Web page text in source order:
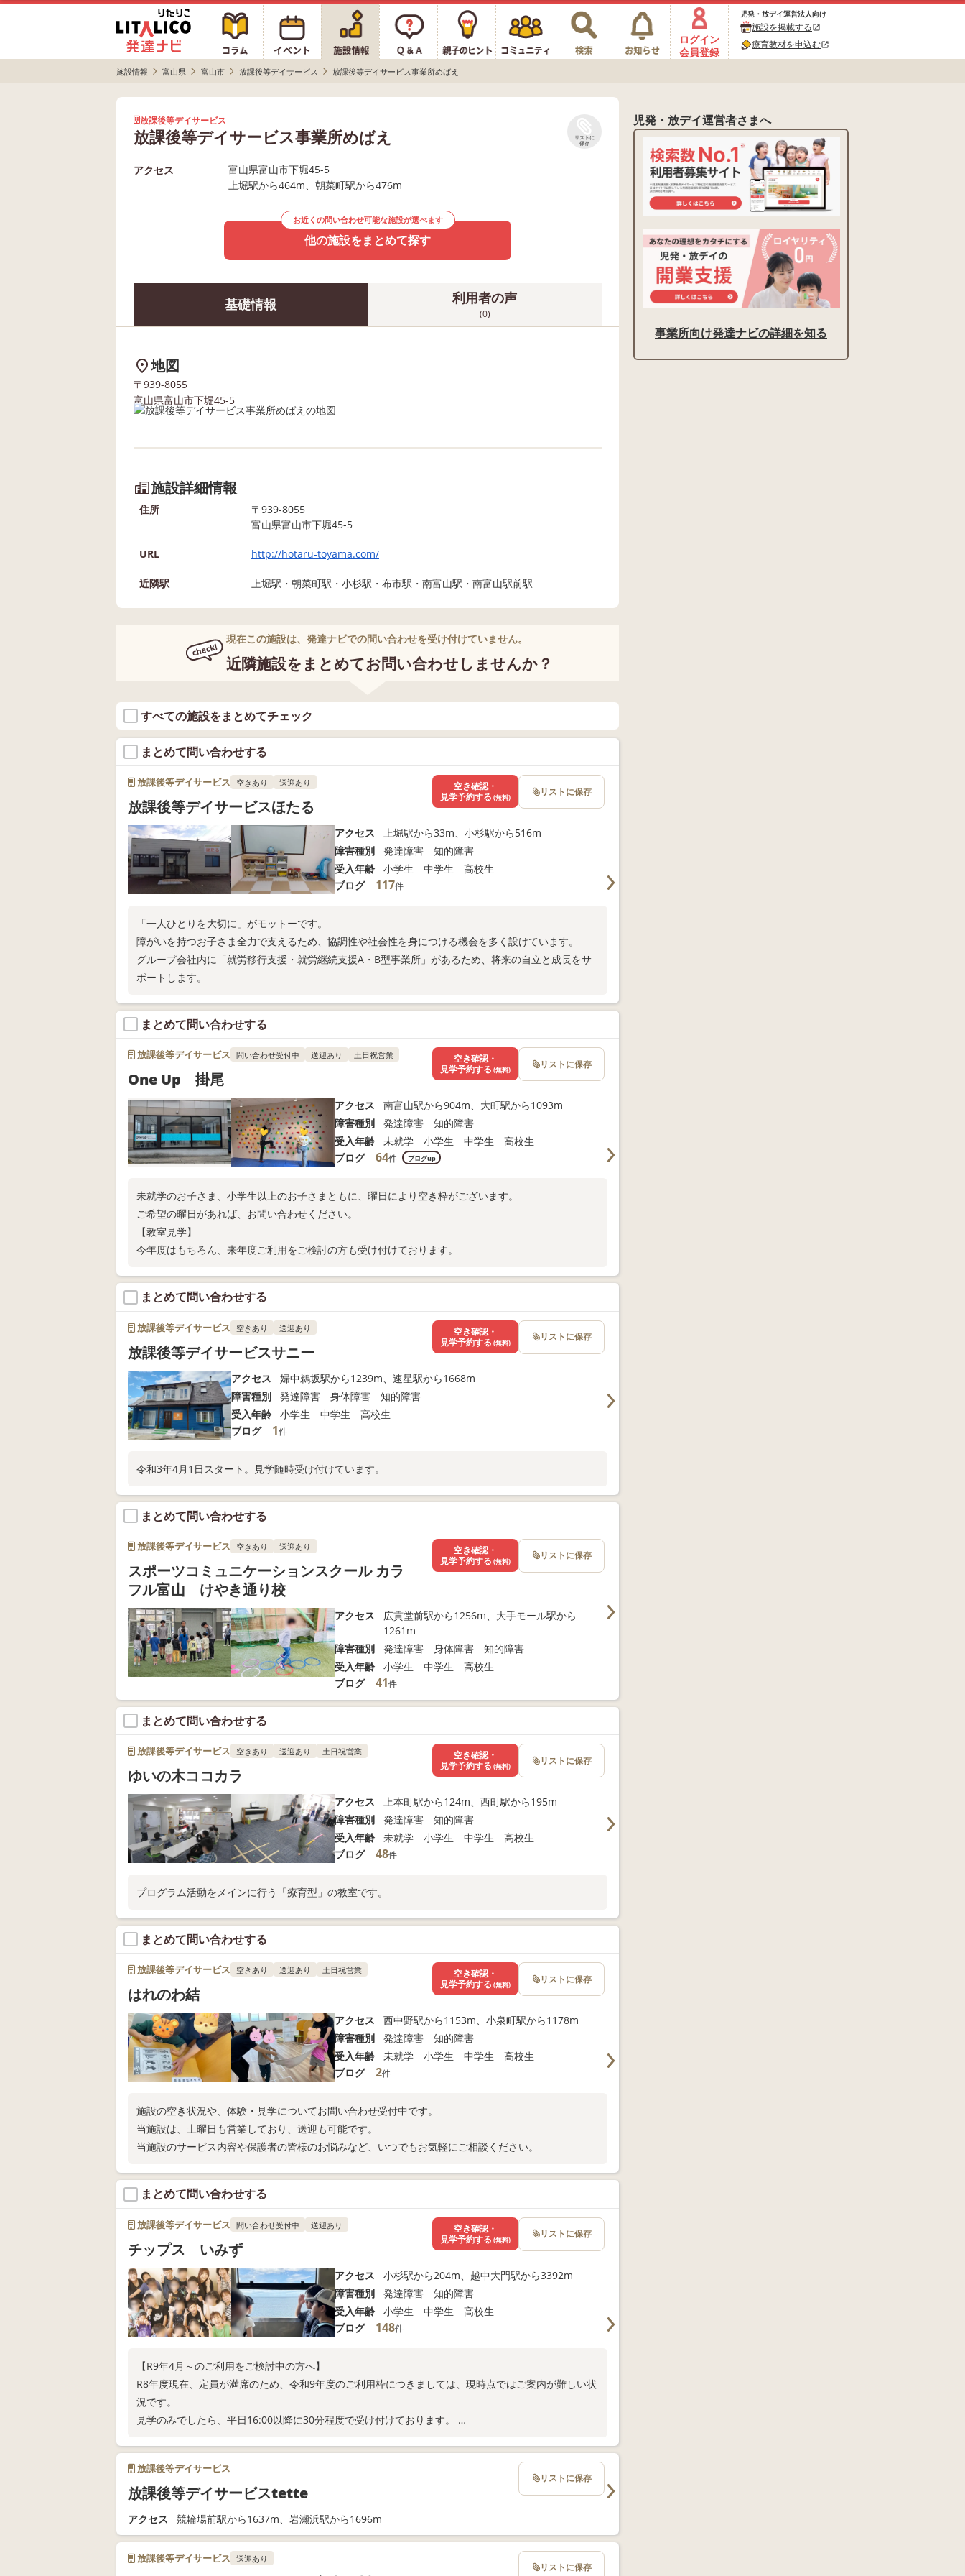
ログイン
会員登録
児発・放デイ運営法人向け
施設を掲載するopen_in_new
療育教材を申込むopen_in_new
施設情報 富山県 富山市 放課後等デイサービス 放課後等デイサービス事業所めばえ
放課後等デイサービス
放課後等デイサービス事業所めばえ
リストに
保存
アクセス
富山県富山市下堀45-5
上堀駅から464m、朝菜町駅から476m
お近くの問い合わせ可能な施設が選べます
他の施設をまとめて探す
基礎情報 利用者の声
(0)
地図
〒939-8055
富山県富山市下堀45-5
施設詳細情報
住所
〒939-8055
富山県富山市下堀45-5
URL http://hotaru-toyama.com/
近隣駅 上堀駅・朝菜町駅・小杉駅・布市駅・南富山駅・南富山駅前駅
現在この施設は、発達ナビでの問い合わせを受け付けていません。
近隣施設をまとめてお問い合わせしませんか？
すべての施設をまとめてチェック
まとめて問い合わせする
放課後等デイサービス 空きあり 送迎あり
放課後等デイサービスほたる
アクセス
上堀駅から33m、小杉駅から516m
障害種別
発達障害 知的障害
受入年齢
小学生 中学生 高校生
ブログ
117件
「一人ひとりを大切に」がモットーです。
障がいを持つお子さま全力で支えるため、協調性や社会性を身につける機会を多く設けています。
グループ会社内に「就労移行支援・就労継続支援A・B型事業所」があるため、将来の自立と成長をサ
ポートします。
空き確認・
見学予約する (無料) リストに保存
まとめて問い合わせする
放課後等デイサービス 問い合わせ受付中 送迎あり 土日祝営業
One Up 掛尾
アクセス
南富山駅から904m、大町駅から1093m
障害種別
発達障害 知的障害
受入年齢
未就学 小学生 中学生 高校生
ブログ
64件 ブログup
未就学のお子さま、小学生以上のお子さまともに、曜日により空き枠がございます。
ご希望の曜日があれば、お問い合わせください。
【教室見学】
今年度はもちろん、来年度ご利用をご検討の方も受け付けております。
空き確認・
見学予約する (無料) リストに保存
まとめて問い合わせする
放課後等デイサービス 空きあり 送迎あり
放課後等デイサービスサニー
アクセス
婦中鵜坂駅から1239m、速星駅から1668m
障害種別
発達障害 身体障害 知的障害
受入年齢
小学生 中学生 高校生
ブログ
1件
令和3年4月1日スタート。見学随時受け付けています。
空き確認・
見学予約する (無料) リストに保存
まとめて問い合わせする
放課後等デイサービス 空きあり 送迎あり
スポーツコミュニケーションスクール カラ
フル富山 けやき通り校
アクセス
広貫堂前駅から1256m、大手モール駅から
1261m
障害種別
発達障害 身体障害 知的障害
受入年齢
小学生 中学生 高校生
ブログ
41件
空き確認・
見学予約する (無料) リストに保存
まとめて問い合わせする
放課後等デイサービス 空きあり 送迎あり 土日祝営業
ゆいの木ココカラ
アクセス
上本町駅から124m、西町駅から195m
障害種別
発達障害 知的障害
受入年齢
未就学 小学生 中学生 高校生
ブログ
48件
プログラム活動をメインに行う「療育型」の教室です。
空き確認・
見学予約する (無料) リストに保存
まとめて問い合わせする
放課後等デイサービス 空きあり 送迎あり 土日祝営業
はれのわ結
アクセス
西中野駅から1153m、小泉町駅から1178m
障害種別
発達障害 知的障害
受入年齢
未就学 小学生 中学生 高校生
ブログ
2件
施設の空き状況や、体験・見学についてお問い合わせ受付中です。
当施設は、土曜日も営業しており、送迎も可能です。
当施設のサービス内容や保護者の皆様のお悩みなど、いつでもお気軽にご相談ください。
空き確認・
見学予約する (無料) リストに保存
まとめて問い合わせする
放課後等デイサービス 問い合わせ受付中 送迎あり
チップス いみず
アクセス
小杉駅から204m、越中大門駅から3392m
障害種別
発達障害 知的障害
受入年齢
小学生 中学生 高校生
ブログ
148件
【R9年4月～のご利用をご検討中の方へ】
R8年度現在、定員が満席のため、令和9年度のご利用枠につきましては、現時点ではご案内が難しい状
況です。
見学のみでしたら、平日16:00以降に30分程度で受け付けております。
空き確認・
見学予約する (無料) リストに保存
放課後等デイサービス
放課後等デイサービスtette
アクセス 競輪場前駅から1637m、岩瀬浜駅から1696m
リストに保存
放課後等デイサービス 送迎あり
リストに保存
児発・放デイ運営者さまへ
事業所向け発達ナビの詳細を知る